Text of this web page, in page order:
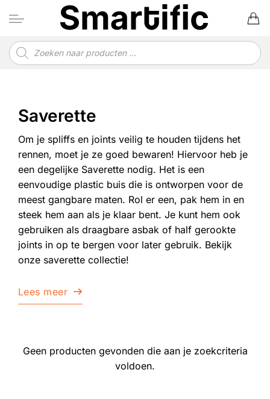
naar
Producten
zoeken
Saverette
Om je spliffs en joints veilig te houden tijdens het
rennen, moet je ze goed bewaren! Hiervoor heb je
een degelijke Saverette nodig. Het is een
eenvoudige plastic buis die is ontworpen voor de
meest gangbare maten. Rol er een, pak hem in en
steek hem aan als je klaar bent. Je kunt hem ook
gebruiken als draagbare asbak of half gerookte
joints in op te bergen voor later gebruik. Bekijk
onze saverette collectie!
Lees meer
Geen producten gevonden die aan je zoekcriteria
voldoen.